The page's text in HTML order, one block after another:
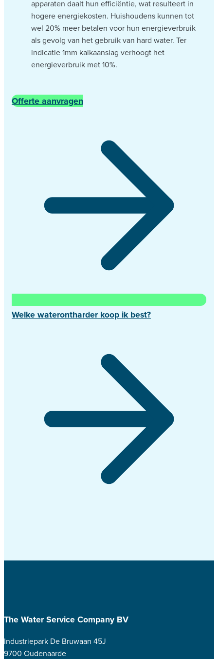
apparaten daalt hun efficiëntie, wat resulteert in
hogere energiekosten. Huishoudens kunnen tot
wel 20% meer betalen voor hun energieverbruik
als gevolg van het gebruik van hard water. Ter
indicatie 1mm kalkaanslag verhoogt het
energieverbruik met 10%.
Offerte aanvragen
Welke waterontharder koop ik best?
The Water Service Company BV
Industriepark De Bruwaan 45J
9700 Oudenaarde